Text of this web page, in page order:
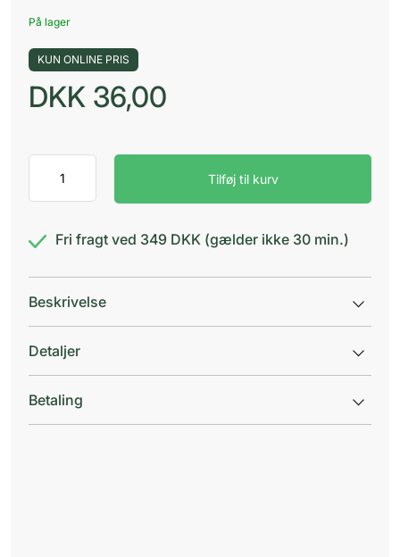
På lager
KUN ONLINE PRIS
DKK 36,00
turkis
Tilføj til kurv
Fri fragt ved 349 DKK (gælder ikke 30 min.)
Beskrivelse
Detaljer
Betaling